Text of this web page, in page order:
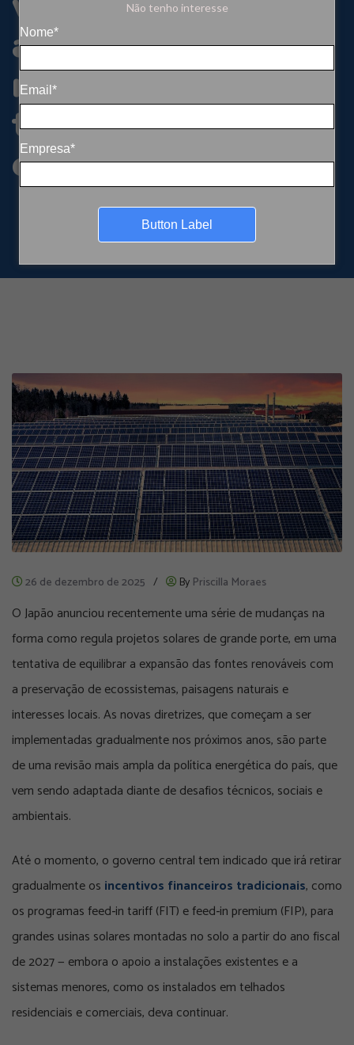
Não tenho interesse
Nome*
Email*
Empresa*
Button Label
ambiente e
redesenhar a
transição
energética
26 de dezembro de 2025 / By Priscilla Moraes
O Japão anunciou recentemente uma série de mudanças na
forma como regula projetos solares de grande porte, em uma
tentativa de equilibrar a expansão das fontes renováveis com
a preservação de ecossistemas, paisagens naturais e
interesses locais. As novas diretrizes, que começam a ser
implementadas gradualmente nos próximos anos, são parte
de uma revisão mais ampla da política energética do país, que
vem sendo adaptada diante de desafios técnicos, sociais e
ambientais.
Até o momento, o governo central tem indicado que irá retirar
gradualmente os incentivos financeiros tradicionais, como
os programasfeed‑in tariff(FIT) efeed‑in premium (FIP), para
grandes usinas solares montadas no solo a partir do ano fiscal
de 2027 — embora o apoio a instalações existentes e a
sistemas menores, como os instalados em telhados
residenciais e comerciais, deva continuar.